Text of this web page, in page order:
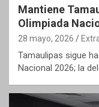
Mantiene
Olimpiada
28 mayo, 2026
Tamaulipas sigue
Nacional 2026; la